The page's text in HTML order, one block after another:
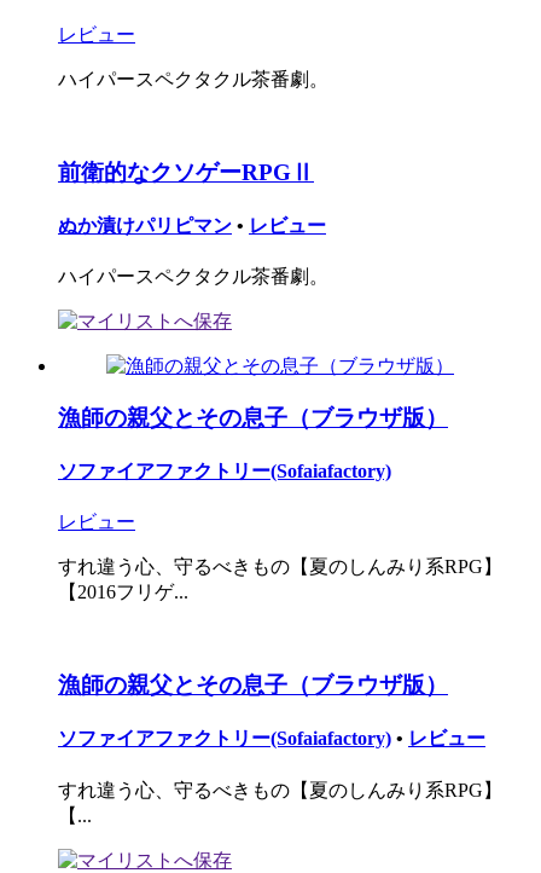
レビュー
ハイパースペクタクル茶番劇。
前衛的なクソゲーRPGⅡ
ぬか漬けパリピマン • レビュー
ハイパースペクタクル茶番劇。
漁師の親父とその息子（ブラウザ版）
ソファイアファクトリー(Sofaiafactory)
レビュー
すれ違う心、守るべきもの【夏のしんみり系RPG】
【2016フリゲ...
漁師の親父とその息子（ブラウザ版）
ソファイアファクトリー(Sofaiafactory) • レビュー
すれ違う心、守るべきもの【夏のしんみり系RPG】
【...